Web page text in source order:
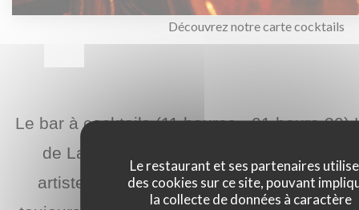
Le restaurant et ses partenaires
des cookies sur ce site, pouvant
la collecte de données à caractère
Découvrez notre carte cocktails
Le bar à cocktails (11 heures - 01 heure
de La Closerie des Lilas qui abrite la
artistes de Verlaine à Hemingway, de